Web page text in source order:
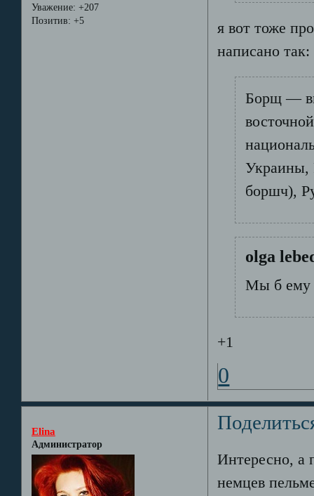
Уважение: +207
Позитив: +5
я вот тоже
написано так:
Борщ —
Украины,
боршч),
olga
Мы б ему
+1
0
Elina
Администратор
Интересно, а
немцев